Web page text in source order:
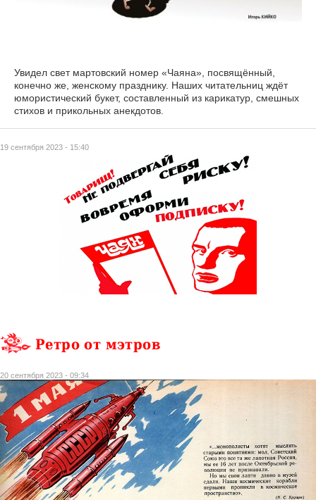
19 сентября 2023 - 15:40
Увидел свет мартовский номер «Чаяна», посвящённый,
конечно же, женскому празднику. Наших читательниц ждёт
юмористический букет, составленный из карикатур, смешных
стихов и прикольных анекдотов.
Ретро от мэтров
20 сентября 2023 - 09:34